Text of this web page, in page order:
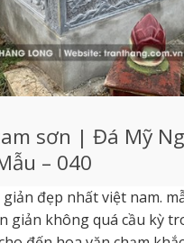
sơn | Đá Mỹ
– 040
đẹp nhất việt nam.
giản không quá cầu kỳ